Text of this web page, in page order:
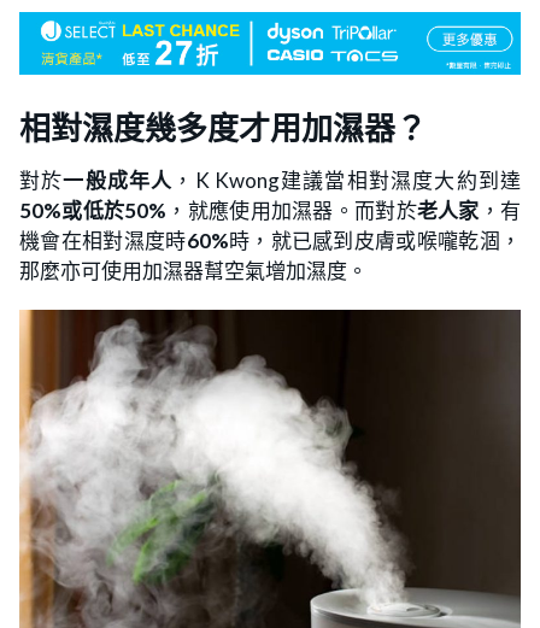
相對濕度幾多度才用加濕器？
對於一般成年人 ，K Kwong建議當相對濕度大約到達
50%或低於50% ，就應使用加濕器。而對於老人家 ，有
機會在相對濕度時60%時，就已感到皮膚或喉嚨乾涸，
那麼亦可使用加濕器幫空氣增加濕度。